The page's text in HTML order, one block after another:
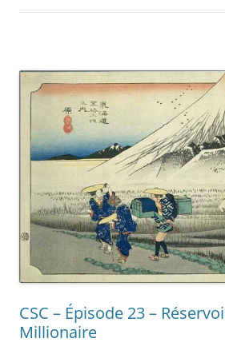
CSC – Épisode 23 –
Millionaire